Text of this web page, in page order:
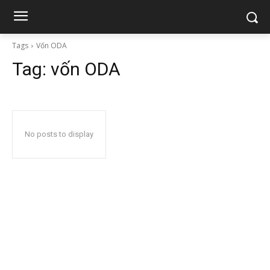
Tags Vốn ODA
Tag: vốn ODA
No posts to display